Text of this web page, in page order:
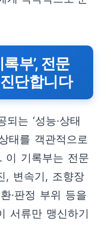
부’, 전문
단합니다
는 ‘성능·상태
태를 객관적으로
이 기록부는 전문
, 변속기, 조향장
·판정 부위 등을
서류만 맹신하기